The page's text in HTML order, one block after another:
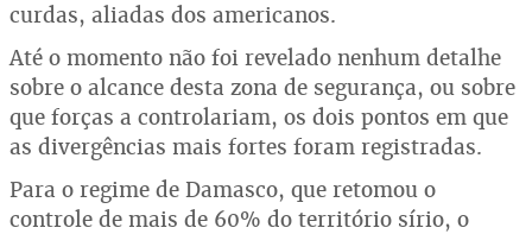
curdas, aliadas dos americanos.
Até o momento não foi revelado nenhum detalhe
sobre o alcance desta zona de segurança, ou sobre
que forças a controlariam, os dois pontos em que
as divergências mais fortes foram registradas.
Para o regime de Damasco, que retomou o
controle de mais de 60% do território sírio, o